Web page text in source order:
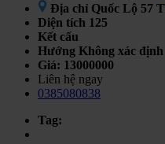
Địa chỉ Quốc Lộ 57
Diện tích 125
Kết cấu
Hướng Không xác định
Giá: 13000000
Liên hệ ngay
0385080838
Tag: